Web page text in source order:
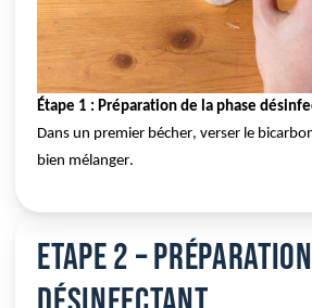
Étape 1 : Préparation de la phase
Dans un premier bécher, verser le
bien mélanger.
Etape 2 –